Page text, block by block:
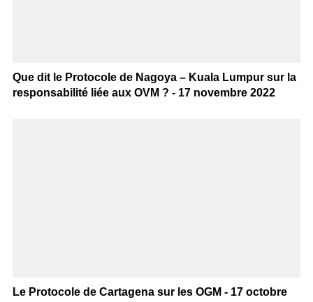
Que dit le Protocole de Nagoya – Kuala Lumpur sur la
responsabilité liée aux OVM ? - 17 novembre 2022
Le Protocole de Cartagena sur les OGM - 17 octobre